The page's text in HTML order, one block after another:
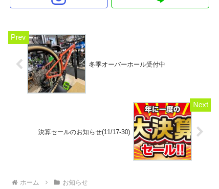
冬季オーバーホール受付中
決算セールのお知らせ(11/17-30)
ホーム お知らせ